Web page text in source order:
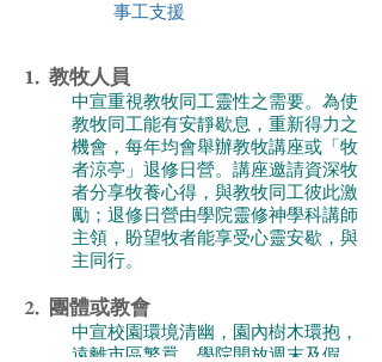
事工支援
1. 教牧人員
中宣重視教牧同工靈性之需要。為使
教牧同工能有安靜歇息，重新得力之
機會，每年均會舉辦教牧講座或「牧
者涼亭」退修日營。講座邀請資深牧
者分享牧養心得，與教牧同工彼此激
勵；退修日營由學院靈修神學科講師
主領，盼望牧者能享受心靈安歇，與
主同行。
2. 團體或教會
中宣校園環境清幽，園內樹木環抱，
遠離市區繁囂。學院開放週末及假